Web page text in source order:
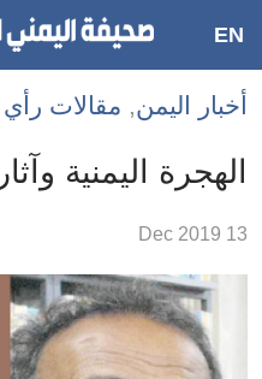
Accessibility
links
الرئيسي
الأقسام
الرئيسية
EN
أخبار اليمن, مقالات رأي
الهجرة اليمنية
13 Dec 2019